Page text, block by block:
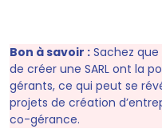
Bon à savoir : Sachez
de créer une SARL ont la
gérants, ce qui peut se
projets de création
co-gérance.